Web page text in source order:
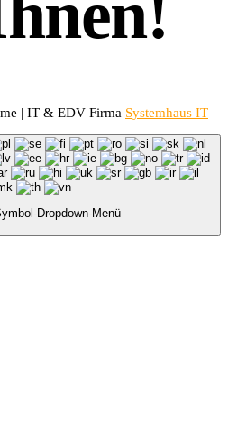
| IT & EDV Firma Systemhaus IT